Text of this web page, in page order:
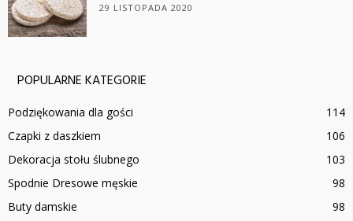
29 LISTOPADA 2020
POPULARNE KATEGORIE
Podziękowania dla gości
114
Czapki z daszkiem
106
Dekoracja stołu ślubnego
103
Spodnie Dresowe męskie
98
Buty damskie
98